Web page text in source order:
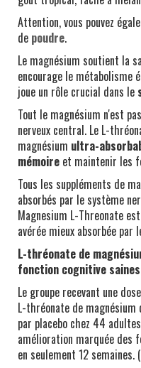
Attention, vous pouvez
de poudre.
Le magnésium soutient la
encourage le métabolisme
joue un rôle crucial dans le
Tout le magnésium n'est
nerveux central. Le L-
magnésium ultra-
mémoire et maintenir les
Tous les suppléments de
absorbés par le système
Magnesium L-Threonate
avérée mieux absorbée par
L-thréonate de
fonction cognitive saines
Le groupe recevant une
L-thréonate de
par placebo chez 44
amélioration marquée des
en seulement 12 semaines.